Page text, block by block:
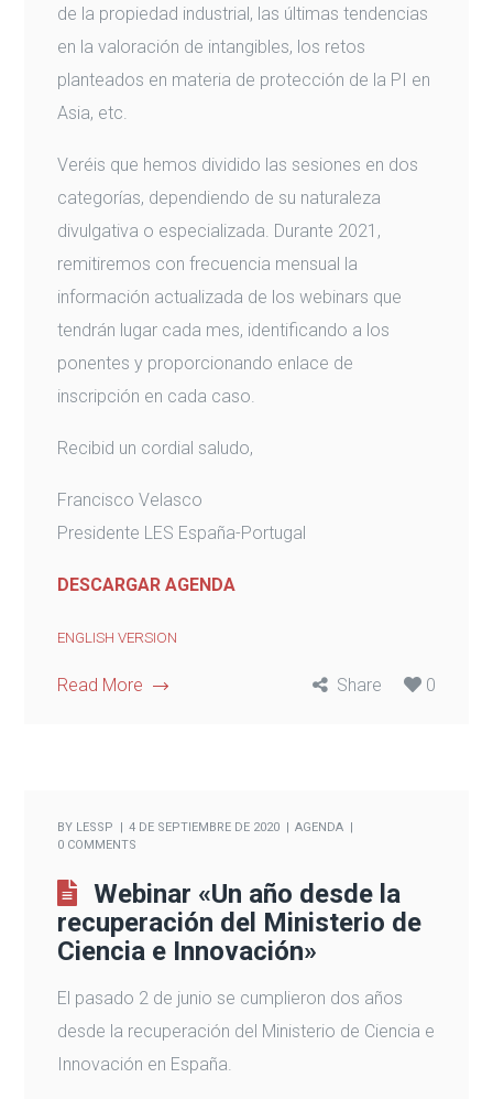
de la propiedad industrial, las últimas tendencias
en la valoración de intangibles, los retos
planteados en materia de protección de la PI en
Asia, etc.
Veréis que hemos dividido las sesiones en dos
categorías, dependiendo de su naturaleza
divulgativa o especializada. Durante 2021,
remitiremos con frecuencia mensual la
información actualizada de los webinars que
tendrán lugar cada mes, identificando a los
ponentes y proporcionando enlace de
inscripción en cada caso.
Recibid un cordial saludo,
Francisco Velasco
Presidente LES España-Portugal
DESCARGAR AGENDA
ENGLISH VERSION
Read More Share 0
BY LESSP 4 DE SEPTIEMBRE DE 2020
AGENDA
0 COMMENTS
Webinar «Un año desde la
recuperación del Ministerio de
Ciencia e Innovación»
El pasado 2 de junio se cumplieron dos años
desde la recuperación del Ministerio de Ciencia e
Innovación en España.